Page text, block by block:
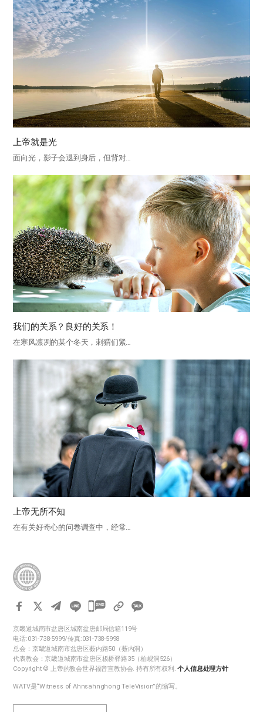
上帝就是光
面向光，影子会退到身后，但背对…
我们的关系？良好的关系！
在寒风凛冽的某个冬天，刺猬们紧…
上帝无所不知
在有关好奇心的问卷调查中，经常…
카
오
톡
공
하
京畿道城南市盆唐区城南盆唐邮局信箱119号
电话:031-738-5999/传真:031-738-5998
总会：京畿道城南市盆唐区薮内路50（薮内洞）
代表教会：京畿道城南市盆唐区板桥驿路35（柏岘洞526）
Copyright © 上帝的教会世界福音宣教协会. 持有所有权利.个人信息处理方针
WATV是“Witness of Ahnsahnghong TeleVision”的缩写。